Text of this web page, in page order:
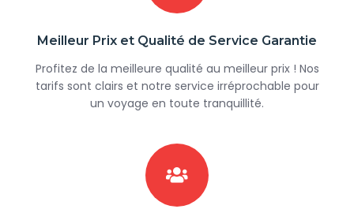
Meilleur Prix et Qualité de Service Garantie
Profitez de la meilleure qualité au meilleur prix ! Nos
tarifs sont clairs et notre service irréprochable pour
un voyage en toute tranquillité.